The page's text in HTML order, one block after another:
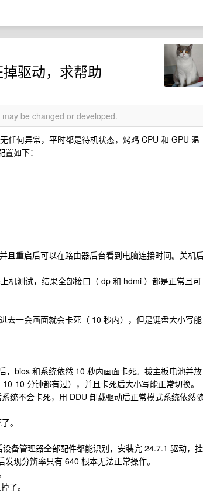
驱动，求帮助
be changed or developed.
任何异常，平时都是待机状态，烤鸡 CPU 和 GPU 温
如下：
且重启后可以在路由器后台看到电脑连接时间。关机
机测试，结果全部接口（ dp 和 hdmi ）都是正常且可
去一会画面就会卡死（ 10 秒内），但是键盘大小写能
bios 和系统依然 10 秒内画面卡死。拔主板电池并放
10 分钟都有过），并且卡死后大小写能正常切换。
统不会卡死，用 DDU 卸载驱动后正常模式系统依然
。
备管理器全部配件都能识别，安装完 24.7.1 驱动，挂
现分辨率只有 640 根本无法正常操作。
了。